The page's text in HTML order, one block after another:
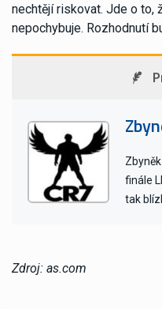
nechtějí riskovat. Jde o to,
nepochybuje. Rozhodnutí
finále
tak
Zdroj: as.com